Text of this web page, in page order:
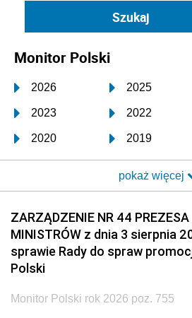
Monitor Polski
2026 2025
2023 2022
2020 2019
2017 2016
2014 2013
2011 2010
2008 2007
2005
pokaż więcej
ZARZĄDZENIE NR 44 PREZESA
MINISTRÓW z dnia 3 sierpnia
sprawie Rady do spraw
Polski
Monitor Polski rok 2026 poz. 755